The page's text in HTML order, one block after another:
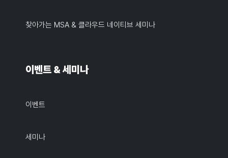
찾아가는 MSA & 클라우드 네이티브 세미나
이벤트 & 세미나
이벤트
세미나